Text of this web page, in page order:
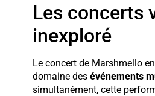
Les concerts
inexploré
Le concert de Marshmello
domaine des événements
simultanément, cette